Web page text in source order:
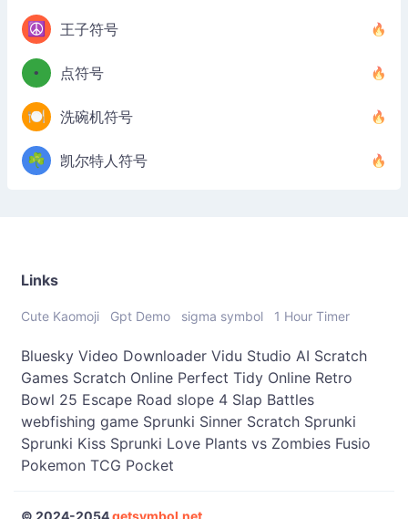
☮️ 王子符号
• 点符号
🍽️ 洗碗机符号
☘️ 凯尔特人符号
Links
Cute Kaomoji Gpt Demo sigma symbol 1 Hour Timer
Bluesky Video Downloader Vidu Studio AI Scratch
Games Scratch Online Perfect Tidy Online Retro
Bowl 25 Escape Road slope 4 Slap Battles
webfishing game Sprunki Sinner Scratch Sprunki
Sprunki Kiss Sprunki Love Plants vs Zombies Fusio
Pokemon TCG Pocket
© 2024-2054getsymbol.net